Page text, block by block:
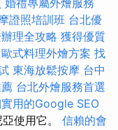
婚禮專屬外燴服務
證照培訓班 台北優
理全攻略 獲得優質
歐式料理外燴方案 找
東海放鬆按摩 台中
台北外燴服務首選
用的Google SEO
使用它。 信賴的會